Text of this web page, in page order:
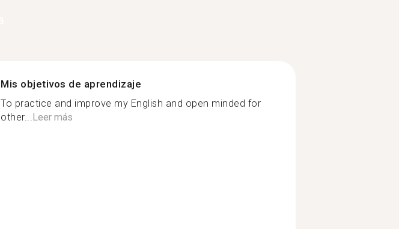
Mis objetivos de aprendizaje
To practice and improve my English and open minded for
other... Leer más